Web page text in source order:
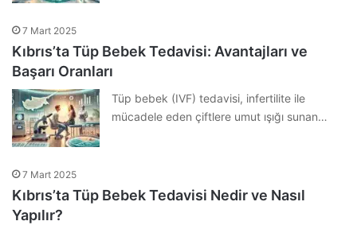
7 Mart 2025
Kıbrıs’ta Tüp Bebek Tedavisi: Avantajları ve
Başarı Oranları
Tüp bebek (IVF) tedavisi, infertilite ile
mücadele eden çiftlere umut ışığı sunan…
7 Mart 2025
Kıbrıs’ta Tüp Bebek Tedavisi Nedir ve Nasıl
Yapılır?